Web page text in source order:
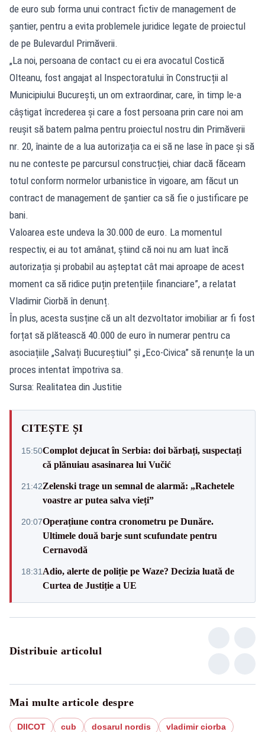
de euro sub forma unui contract fictiv de management de
șantier, pentru a evita problemele juridice legate de proiectul
de pe Bulevardul Primăverii.
„La noi, persoana de contact cu ei era avocatul Costică
Olteanu, fost angajat al Inspectoratului în Construcții al
Municipiului București, un om extraordinar, care, în timp le-a
câștigat încrederea și care a fost persoana prin care noi am
reușit să batem palma pentru proiectul nostru din Primăverii
nr. 20, înainte de a lua autorizația ca ei să ne lase în pace și să
nu ne conteste pe parcursul construcției, chiar dacă făceam
totul conform normelor urbanistice în vigoare, am făcut un
contract de management de șantier ca să fie o justificare pe
bani.
Valoarea este undeva la 30.000 de euro. La momentul
respectiv, ei au tot amânat, știind că noi nu am luat încă
autorizația și probabil au așteptat cât mai aproape de acest
moment ca să ridice puțin pretențiile financiare”, a relatat
Vladimir Ciorbă în denunț.
În plus, acesta susține că un alt dezvoltator imobiliar ar fi fost
forțat să plătească 40.000 de euro în numerar pentru ca
asociațiile „Salvați Bucureștiul” și „Eco-Civica” să renunțe la un
proces intentat împotriva sa.
Sursa: Realitatea din Justitie
CITEȘTE ȘI
15:50Complot dejucat în Serbia: doi bărbați, suspectați
că plănuiau asasinarea lui Vučić
21:42Zelenski trage un semnal de alarmă: „Rachetele
voastre ar putea salva vieți”
20:07Operațiune contra cronometru pe Dunăre.
Ultimele două barje sunt scufundate pentru
Cernavodă
18:31 Adio, alerte de poliție pe Waze? Decizia luată de
Curtea de Justiție a UE
Distribuie articolul
Mai multe articole despre
DIICOT cub dosarul nordis
vladimir ciorba